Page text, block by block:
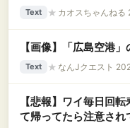
Text ★ カオスちゃんね
【画像】「広島空港
Text ★ なんJクエスト
【悲報】ワイ毎日回
て帰ってたら注意さ